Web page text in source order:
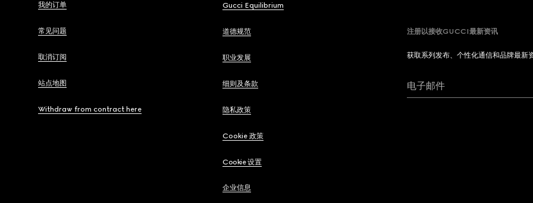
我的订单
常见问题
取消订阅
站点地图
Withdraw from contract here
Gucci Equilibrium
道德规范
职业发展
细则及条款
隐私政策
Cookie 政策
Cookie 设置
企业信息
注册以接收GUCCI最新资讯
获取系列发布、个性化通信和品牌最新
电子邮件